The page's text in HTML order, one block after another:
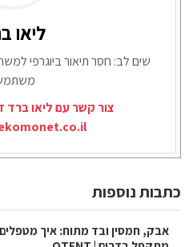
ליאו
שים לב: חסר תיאור ביוגרפי
צור קשר עם ליאו ברד
כתבות נוספות
אבק, חמסין ובד מתוח: איך מטפלים